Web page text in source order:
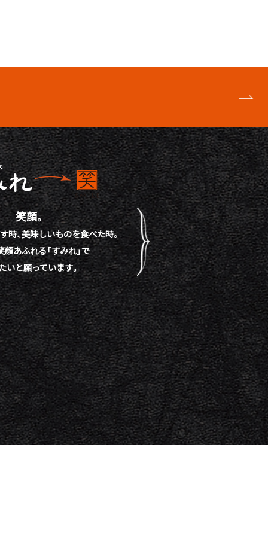
笑顔。
時、美味しいものを食べた時。
顔あふれる「すみれ」で
いと願っています。